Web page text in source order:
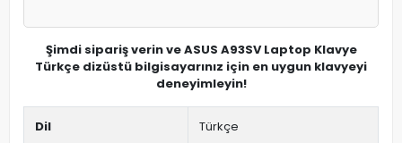
Şimdi sipariş verin ve ASUS A93SV Laptop Klavye
Türkçe dizüstü bilgisayarınız için en uygun klavyeyi
deneyimleyin!
Dil Türkçe